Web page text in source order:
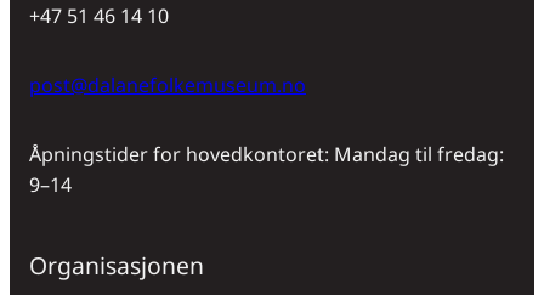
+47 51 46 14 10
post@dalanefolkemuseum.no
Åpningstider for hovedkontoret: Mandag til fredag:
9–14
Organisasjonen